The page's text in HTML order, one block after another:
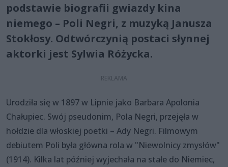
podstawie biografii gwiazdy kina
niemego – Poli Negri, z muzyką Janusza
Stokłosy. Odtwórczynią postaci słynnej
aktorki jest Sylwia Różycka.
Urodziła się w 1897 w Lipnie jako Barbara Apolonia
Chałupiec. Swój pseudonim, Pola Negri, przejęła w
hołdzie dla włoskiej poetki – Ady Negri. Filmowym
debiutem Poli była główna rola w "Niewolnicy zmysłów"
(1914). Kilka lat później wyjechała na stałe do Niemiec,